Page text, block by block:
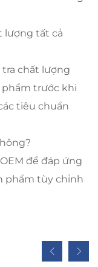
lượng tất cả
chất lượng
phẩm trước khi
tiêu chuẩn
để đáp ứng
phẩm tùy chỉnh